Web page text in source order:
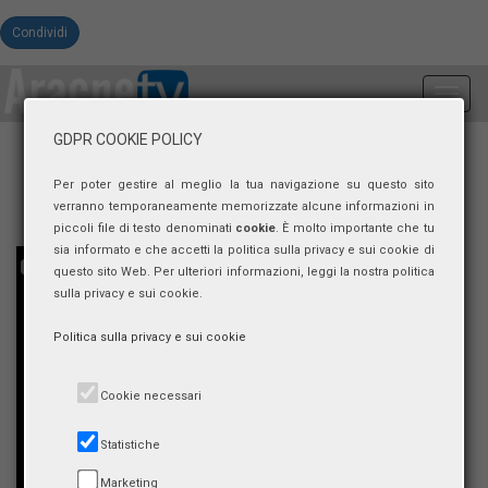
Condividi
GDPR COOKIE POLICY
Per poter gestire al meglio la tua navigazione su questo sito
verranno temporaneamente memorizzate alcune informazioni in
piccoli file di testo denominati cookie. È molto importante che tu
sia informato e che accetti la politica sulla privacy e sui cookie di
questo sito Web. Per ulteriori informazioni, leggi la nostra politica
sulla privacy e sui cookie.
Politica sulla privacy e sui cookie
Cookie necessari
Statistiche
Marketing